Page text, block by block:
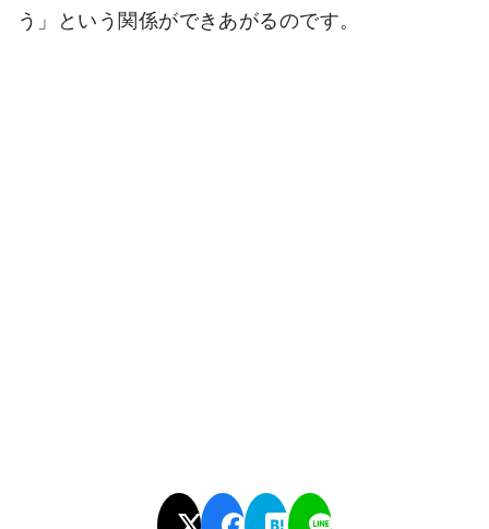
う」という関係ができあがるのです。